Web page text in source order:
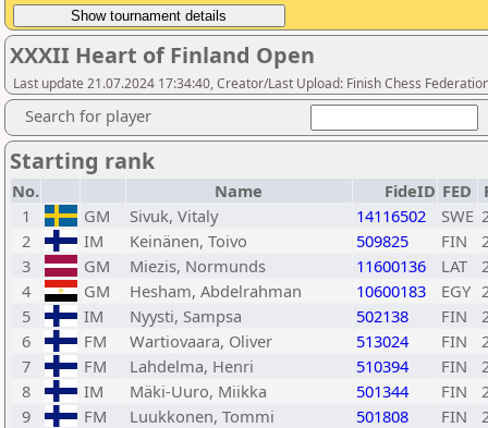
XXXII Heart of Finland Open
Last update 21.07.2024 17:34:40, Creator/Last Upload: Finish Chess
Search for player
Starting rank
No. Name FideID FED
1
GM Sivuk, Vitaly 14116502 SWE
2
IM Keinänen, Toivo 509825 FIN
3
GM Miezis, Normunds 11600136 LAT
4
GM Hesham, Abdelrahman 10600183 EGY
5
IM Nyysti, Sampsa 502138 FIN
6
FM Wartiovaara, Oliver 513024 FIN
7
FM Lahdelma, Henri 510394 FIN
8
IM Mäki-Uuro, Miikka 501344 FIN
9
FM Luukkonen, Tommi 501808 FIN